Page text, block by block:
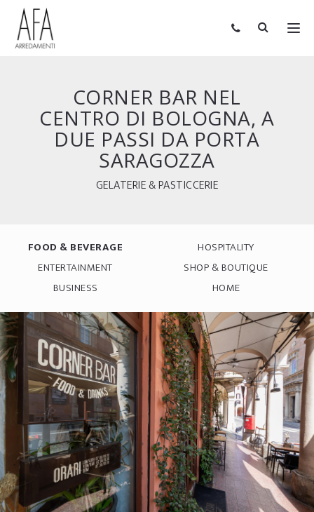
CORNER BAR NEL
CENTRO DI BOLOGNA, A
DUE PASSI DA PORTA
SARAGOZZA
GELATERIE & PASTICCERIE
FOOD & BEVERAGE
HOSPITALITY
ENTERTAINMENT
SHOP & BOUTIQUE
BUSINESS
HOME